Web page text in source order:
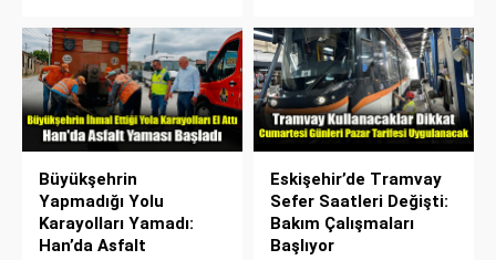
Büyükşehrin
Yapmadığı Yolu
Karayolları Yamadı:
Han’da Asfalt
Eskişehir’de Tramvay
Sefer Saatleri Değişti:
Bakım Çalışmaları
Başlıyor